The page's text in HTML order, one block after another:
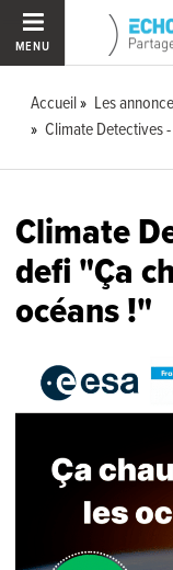
MENU
Accueil
Les
Climate Detectives
Climate
defi "Ça
océans !"